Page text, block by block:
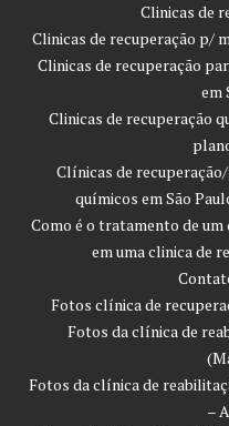
Clinicas de
Clinicas de recuperação p/
Clinicas de recuperação
em
Clinicas de recuperação
Clínicas de
químicos em São
Como é o tratamento de
em uma clinica de
Fotos clínica de
Fotos da clínica de
Fotos da clínica de
–